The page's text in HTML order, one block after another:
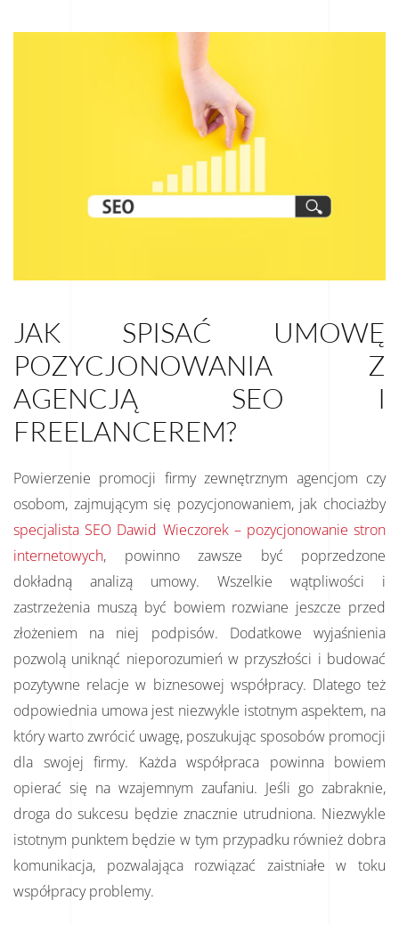
JAK SPISAĆ UMOWĘ
POZYCJONOWANIA Z
AGENCJĄ SEO I
FREELANCEREM?
Powierzenie promocji firmy zewnętrznym agencjom czy
osobom, zajmującym się pozycjonowaniem, jak chociażby
specjalista SEO Dawid Wieczorek – pozycjonowanie stron
internetowych, powinno zawsze być poprzedzone
dokładną analizą umowy. Wszelkie wątpliwości i
zastrzeżenia muszą być bowiem rozwiane jeszcze przed
złożeniem na niej podpisów. Dodatkowe wyjaśnienia
pozwolą uniknąć nieporozumień w przyszłości i budować
pozytywne relacje w biznesowej współpracy. Dlatego też
odpowiednia umowa jest niezwykle istotnym aspektem, na
który warto zwrócić uwagę, poszukując sposobów promocji
dla swojej firmy. Każda współpraca powinna bowiem
opierać się na wzajemnym zaufaniu. Jeśli go zabraknie,
droga do sukcesu będzie znacznie utrudniona. Niezwykle
istotnym punktem będzie w tym przypadku również dobra
komunikacja, pozwalająca rozwiązać zaistniałe w toku
współpracy problemy.